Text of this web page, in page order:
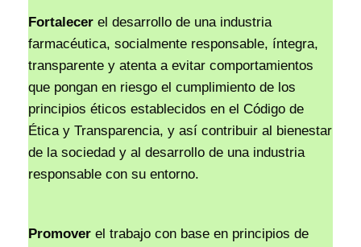
Fortalecer el desarrollo de una industria
farmacéutica, socialmente responsable, íntegra,
transparente y atenta a evitar comportamientos
que pongan en riesgo el cumplimiento de los
principios éticos establecidos en el Código de
Ética y Transparencia, y así contribuir al bienestar
de la sociedad y al desarrollo de una industria
responsable con su entorno.
Promover el trabajo con base en principios de